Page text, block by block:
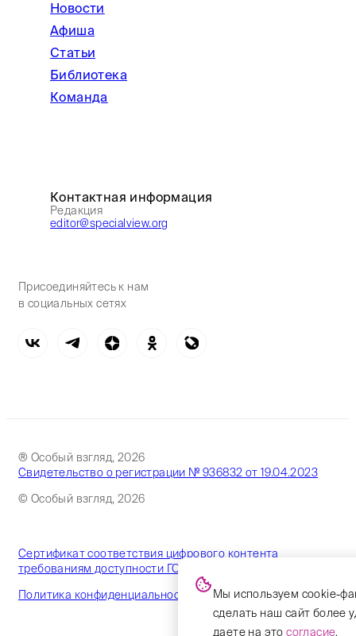
Новости
Афиша
Статьи
Библиотека
Команда
Контактная информация
Редакция
editor@specialview.org
Присоединяйтесь к нам
в социальных сетях
® Особый взгляд, 2026
Свидетельство о регистрации № 936832 от 19.04.2023
© Особый взгляд, 2026
Сертификат соответствия цифрового контента
требованиям доступности ГОСТ
Политика конфиденциальности
Мы используем cookie-
сделать наш сайт более
даете на этосогласие.